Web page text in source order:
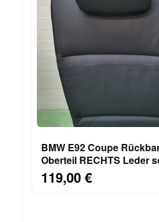
BMW E92 Coupe
Oberteil RECHTS Leder
Rücksitz Lehne
119,00 €